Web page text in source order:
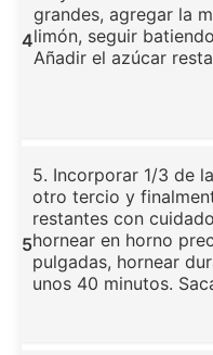
4
grandes, agregar la
limón, seguir
Añadir el azúcar
5
5. Incorporar 1/3 de
otro tercio y
restantes con
hornear en horno
pulgadas, hornear
unos 40 minutos.